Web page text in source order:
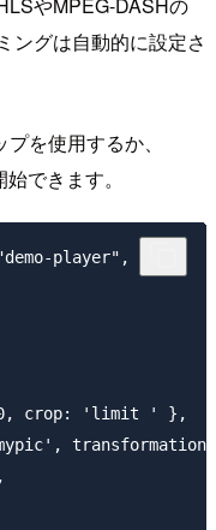
ングは自動的に設定さ
を使用するか、
できます。
player", {
crop: 'limit ' },
transformation